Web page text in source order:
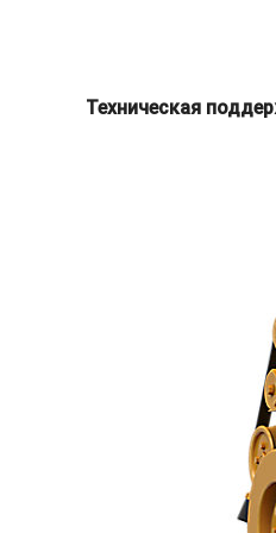
Техническая